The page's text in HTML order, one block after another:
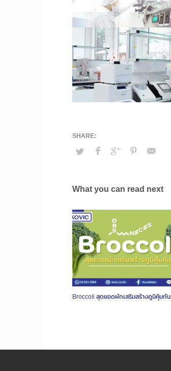
What you can read next
Broccoli สุดยอดผักเสริมสร้างภูมิคุ้มกัน